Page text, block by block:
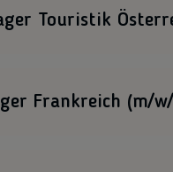
Touristik
Frankreich (m/